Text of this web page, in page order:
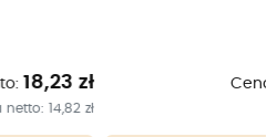
18,23 zł
netto: 14,82 zł
Cena